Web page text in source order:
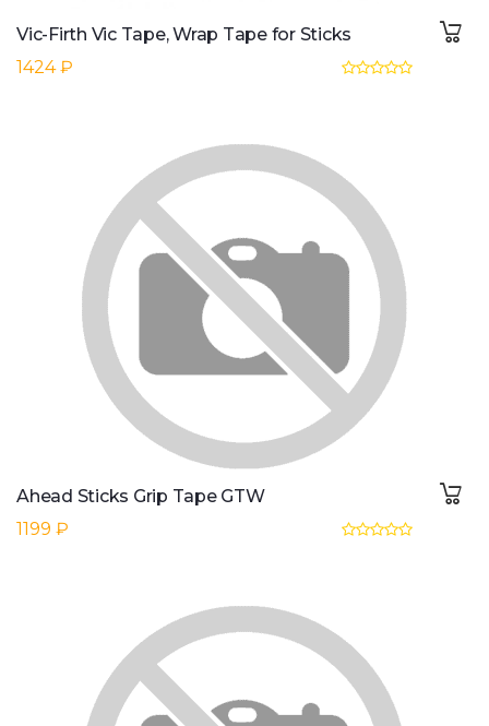
Vic-Firth Vic Tape, Wrap Tape for Sticks
1424 ₽
Ahead Sticks Grip Tape GTW
1199 ₽